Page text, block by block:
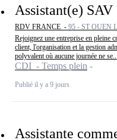
Assistant(e)
RDV FRANCE - 95 - ST OUEN
Rejoignez une entreprise en pleine
client, l'organisation et la gestion
polyvalent où aucune journée ne se...
CDI - Temps plein
Publié il y a 9 jours
Assistante